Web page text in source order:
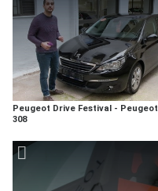
Peugeot Drive Festival - Peugeot
308